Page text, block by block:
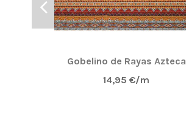
Gobelino de Rayas Azteca
14,95 €/m